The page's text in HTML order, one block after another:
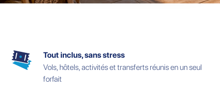
Tout inclus, sans stress
Vols, hôtels, activités et transferts réunis en un seul
forfait